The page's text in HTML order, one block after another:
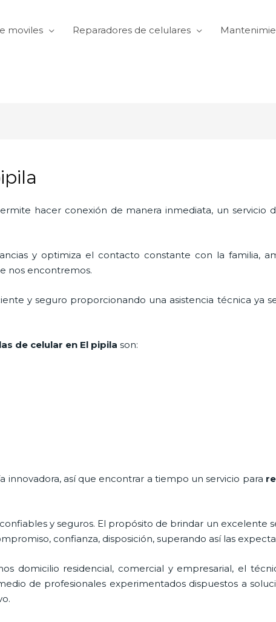
moviles Reparadores de celulares
hacer conexión de manera inmediata, un servicio
y optimiza el contacto constante con la familia,
nos encontremos.
y seguro proporcionando una asistencia técnica ya
de celular en El pipila son:
así que encontrar a tiempo un servicio para
y seguros. El propósito de brindar un excelente
confianza, disposición, superando así las
domicilio residencial, comercial y empresarial, el
de profesionales experimentados dispuestos a